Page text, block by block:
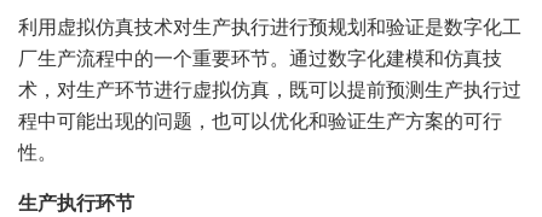
利用虚拟仿真技术对生产执行进行预规划和验证是数字化工
厂生产流程中的一个重要环节。通过数字化建模和仿真技
术，对生产环节进行虚拟仿真，既可以提前预测生产执行过
程中可能出现的问题，也可以优化和验证生产方案的可行
性。
生产执行环节